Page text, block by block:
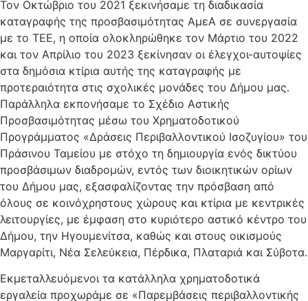
Τον Οκτώβριο του 2021 ξεκινήσαμε τη διαδικασία
καταγραφής της προσβασιμότητας ΑμεΑ σε συνεργασία
με το ΤΕΕ, η οποία ολοκληρώθηκε τον Μάρτιο του 2022
και τον Απρίλιο του 2023 ξεκίνησαν οι έλεγχοι-αυτοψίες
στα δημόσια κτίρια αυτής της καταγραφής με
προτεραιότητα στις σχολικές μονάδες του Δήμου μας.
Παράλληλα εκπονήσαμε το Σχέδιο Αστικής
Προσβασιμότητας μέσω του Χρηματοδοτικού
Προγράμματος «Δράσεις Περιβαλλοντικού Ισοζυγίου» του
Πράσινου Ταμείου με στόχο τη δημιουργία ενός δικτύου
προσβάσιμων διαδρομών, εντός των διοικητικών ορίων
του Δήμου μας, εξασφαλίζοντας την πρόσβαση από
όλους σε κοινόχρηστους χώρους και κτίρια με κεντρικές
λειτουργίες, με έμφαση στο κυριότερο αστικό κέντρο του
Δήμου, την Ηγουμενίτσα, καθώς και στους οικισμούς
Μαργαρίτι, Νέα Σελεύκεια, Πέρδικα, Πλαταριά και Σύβοτα.
Εκμεταλλευόμενοι τα κατάλληλα χρηματοδοτικά
εργαλεία προχωράμε σε «Παρεμβάσεις περιβαλλοντικής